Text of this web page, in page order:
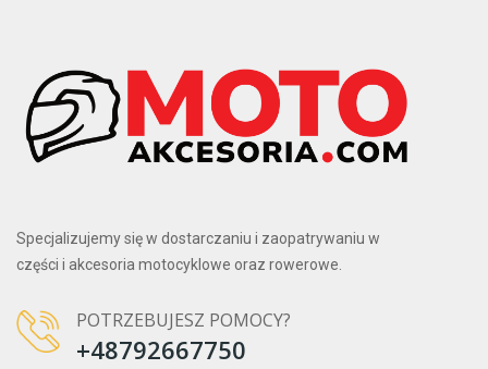
Specjalizujemy się w dostarczaniu i zaopatrywaniu w
części i akcesoria motocyklowe oraz rowerowe.
POTRZEBUJESZ POMOCY?
+48792667750